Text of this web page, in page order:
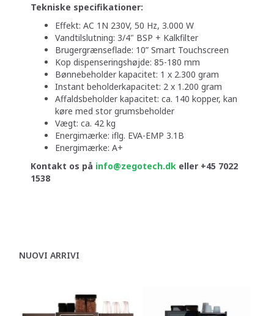
Tekniske specifikationer:
Effekt: AC 1N 230V, 50 Hz, 3.000 W
Vandtilslutning: 3/4" BSP + Kalkfilter
Brugergrænseflade: 10” Smart Touchscreen
Kop dispenseringshøjde: 85-180 mm
Bønnebeholder kapacitet: 1 x 2.300 gram
Instant beholderkapacitet: 2 x 1.200 gram
Affaldsbeholder kapacitet: ca. 140 kopper, kan
køre med stor grumsbeholder
Vægt: ca. 42 kg
Energimærke: iflg. EVA-EMP 3.1B
Energimærke: A+
Kontakt os på info@zegotech.dk eller +45 7022
1538
NUOVI ARRIVI